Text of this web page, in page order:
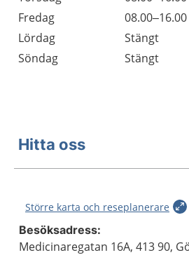
Fredag
08.00–16.00
Lördag
Stängt
Söndag
Stängt
Hitta oss
Större karta och reseplanerare
Besöksadress:
Medicinaregatan 16A, 413 90,